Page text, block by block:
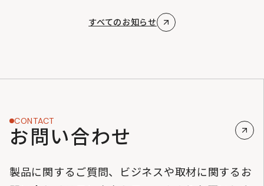
すべてのお知らせ
CONTACT
お問い合わせ
製品に関するご質問、ビジネスや取材に関するお